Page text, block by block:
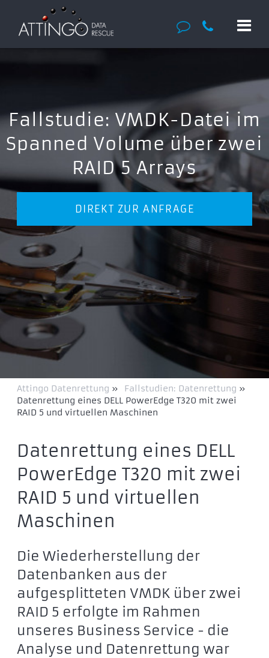
Fallstudie: VMDK-Datei im
Spanned Volume über zwei
RAID 5 Arrays
DIREKT ZUR ANFRAGE
Attingo Datenrettung » Fallstudien: Datenrettung »
Datenrettung eines DELL PowerEdge T320 mit zwei
RAID 5 und virtuellen Maschinen
Datenrettung eines DELL
PowerEdge T320 mit zwei
RAID 5 und virtuellen
Maschinen
Die Wiederherstellung der
Datenbanken aus der
aufgesplitteten VMDK über zwei
RAID 5 erfolgte im Rahmen
unseres Business Service - die
Analyse und Datenrettung war